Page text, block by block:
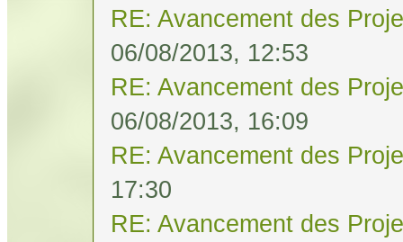
RE: Avancement des
06/08/2013, 12:53
RE: Avancement des
06/08/2013, 16:09
RE: Avancement des
17:30
RE: Avancement des